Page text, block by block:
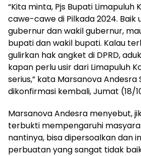
“Kita minta, Pjs Bupati Limapuluh
cawe-cawe di Pilkada 2024. Baik
gubernur dan wakil gubernur,
bupati dan wakil bupati. Kalau
gulirkan hak angket di DPRD,
kapan perlu usir dari Limapuluh
serius,” kata Marsanova Andesra
dikonfirmasi kembali, Jumat (18/
Marsanova Andesra menyebut,
terbukti mempengaruhi
nantinya, bisa dipersoalkan dan
perbuatan yang sangat tidak